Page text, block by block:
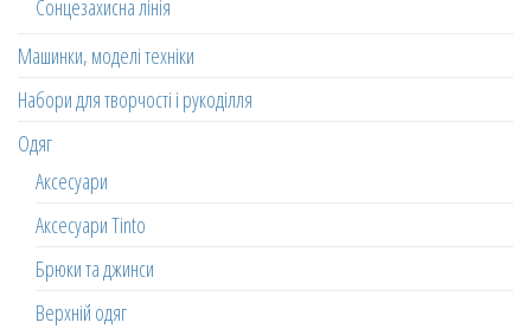
Сонцезахисна лінія
Машинки, моделі техніки
Набори для творчості і рукоділля
Одяг
Аксесуари
Аксесуари Tinto
Брюки та джинси
Верхній одяг